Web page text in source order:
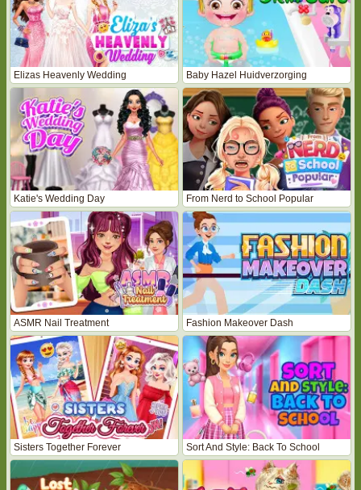
Elizas Heavenly Wedding Baby Hazel Huidverzorging
Katie's Wedding Day From Nerd to School Popular
ASMR Nail Treatment Fashion Makeover Dash
Sisters Together Forever Sort And Style: Back To School